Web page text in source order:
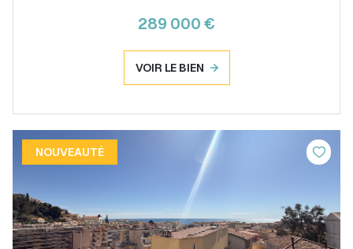
289 000 €
VOIR LE BIEN
NOUVEAUTÉ